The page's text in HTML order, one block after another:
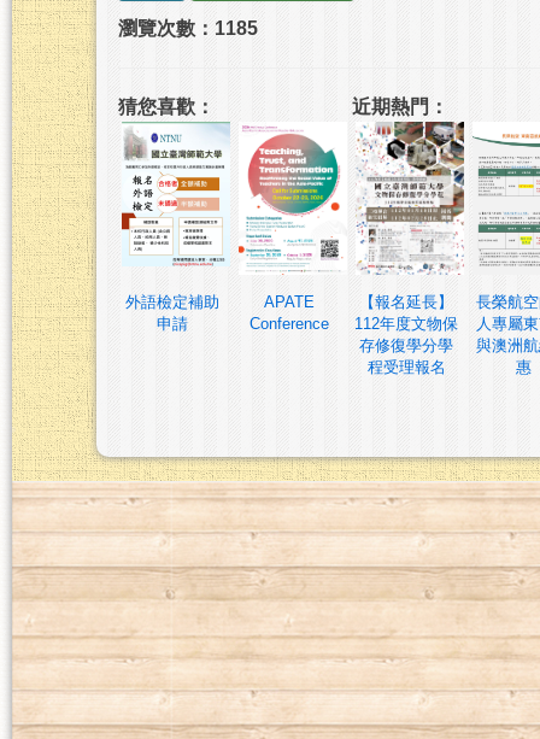
瀏覽次數：1185
猜您喜歡：
外語檢定補助
申請
APATE
Conference
近期熱門：
【報名延長】
112年度文物保
存修復學分學
程受理報名
長榮航
人專屬
與澳洲
惠